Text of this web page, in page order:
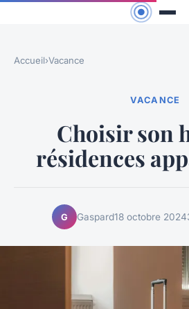
Accueil›Vacance
VACANCE
Choisir son
résidences
G Gaspard18 octobre 2024